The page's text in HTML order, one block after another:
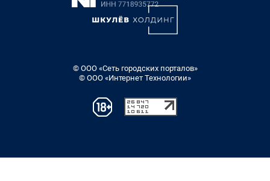
© ООО «Сеть городских порталов»
© ООО «Интернет Технологии»